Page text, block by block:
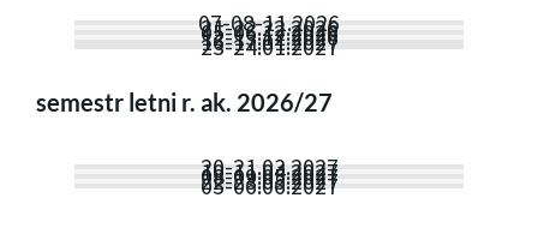
07-08-11.2026
21-22.22.2026
05-06.12.2026
12-13.12.2026
16-17.01.2027
23-24.01.2027
semestr letni r. ak. 2026/27
20-21.03.2027
10-11.04.2027
08-09.05.2027
22-23.05.2027
05-06.06.2027